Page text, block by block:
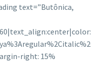
text=”Butônica,
right: 15%